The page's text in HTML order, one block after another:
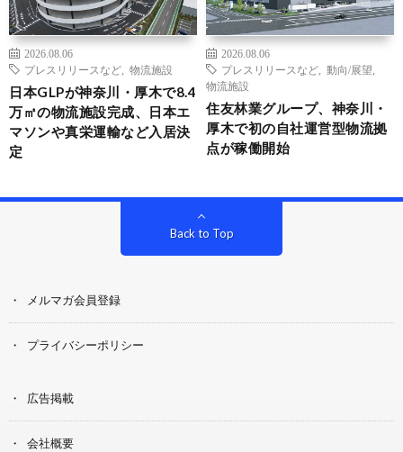
2026.08.06
プレスリリースなど
物流施設
日本GLPが神奈川・厚木で8.4
万㎡の物流施設完成、日本エ
マソンや真栄運輸など入居決
定
2026.08.06
プレスリリースなど
動向/展望
物流施設
住友林業グループ、神奈川・
厚木で初の自社運営型物流拠
点が稼働開始
Back to Top
メルマガ会員登録
プライバシーポリシー
広告掲載
会社概要